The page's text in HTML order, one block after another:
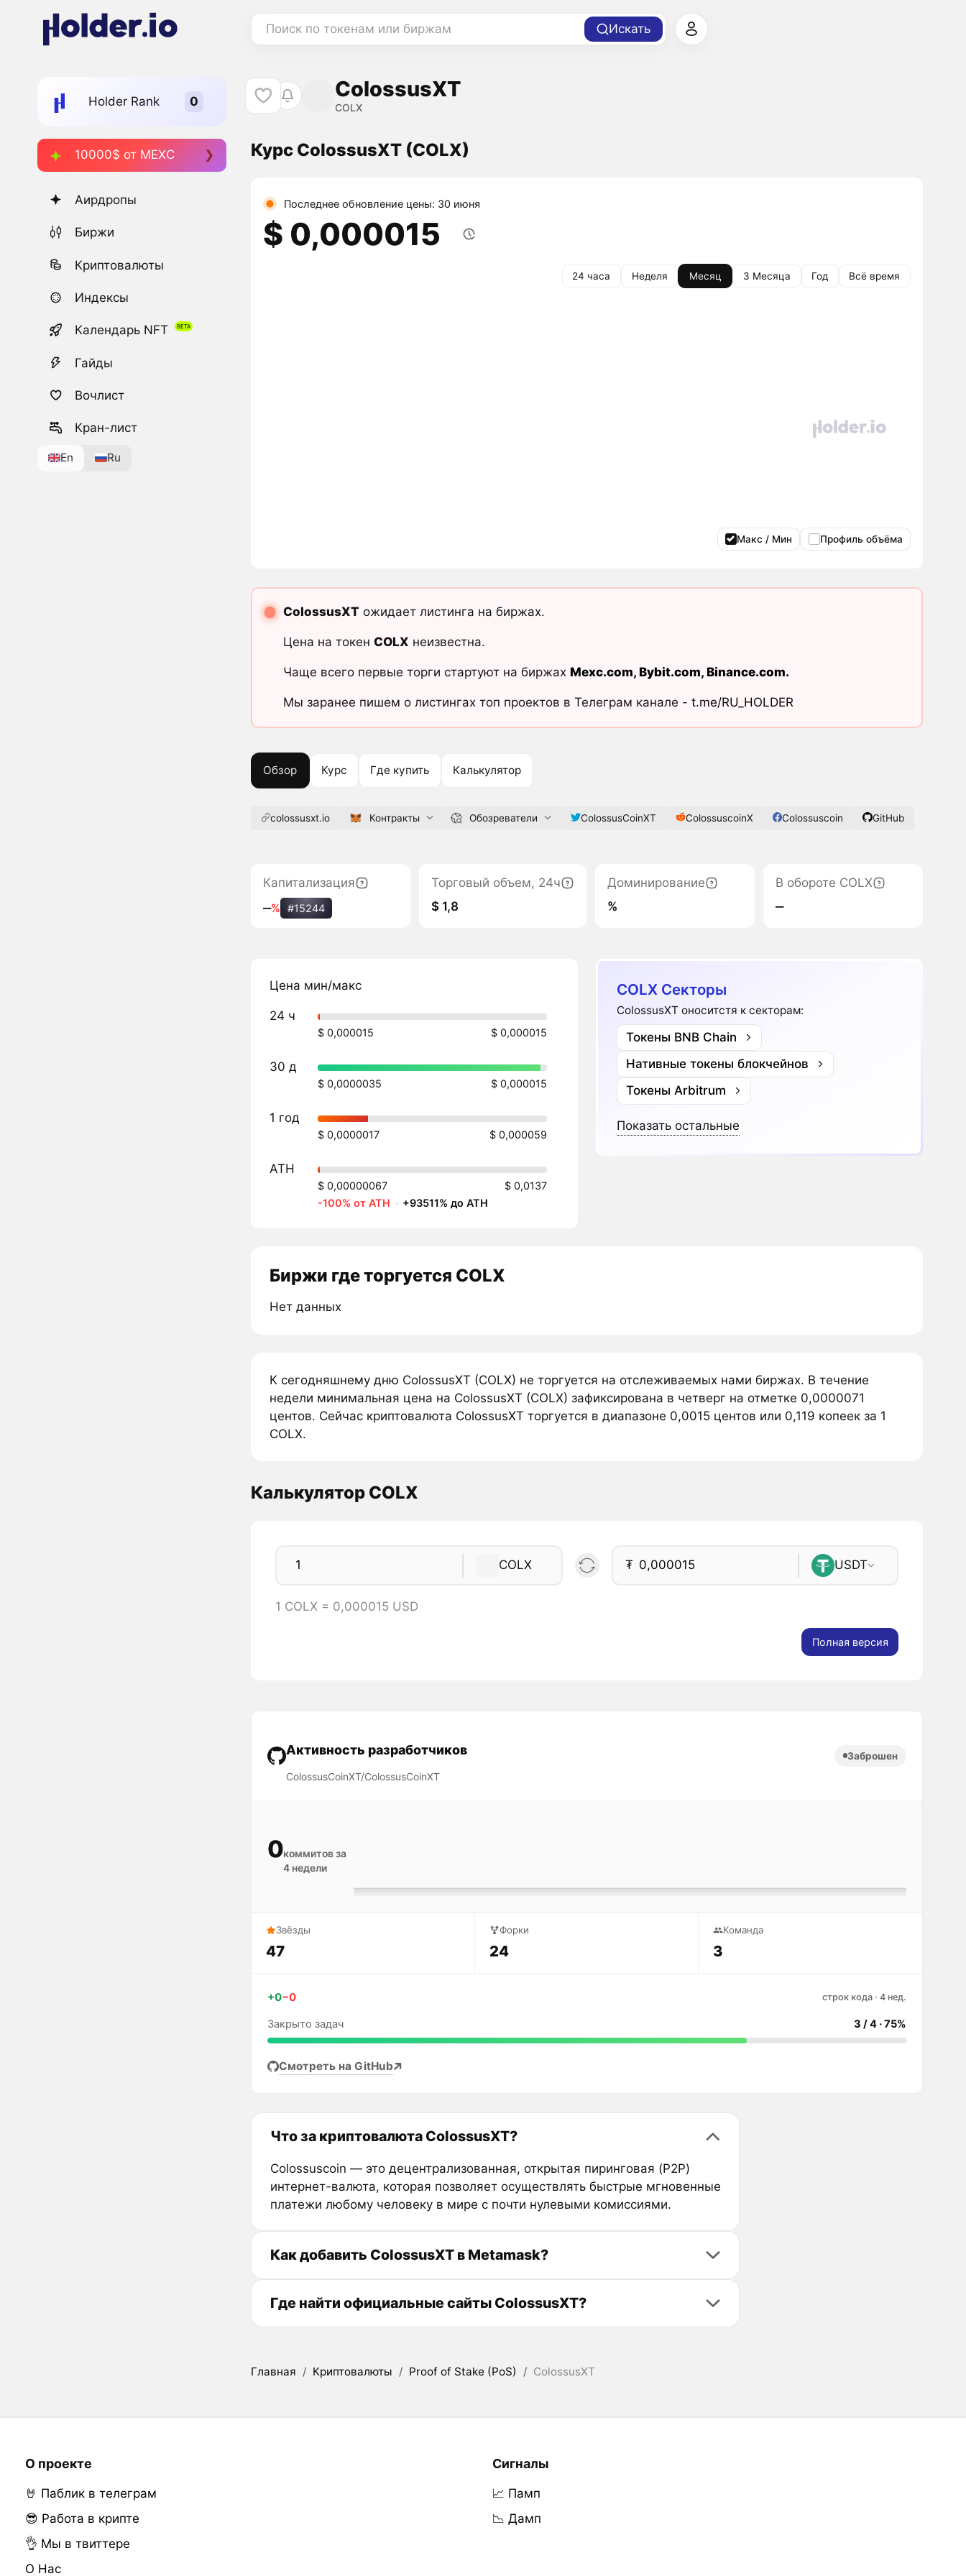
Поиск по токенам или биржам Искать
Holder Rank
10000$ от MEXC
Аирдропы
Биржи
Криптовалюты
Индексы
Календарь NFT
Гайды
Вочлист
Кран-лист
En Ru
ColossusXT
COLX
Курс ColossusXT (COLX)
Последнее обновление цены: 30 июня
$ 0,000015
24 часа Неделя Месяц 3 Месяца Год Всё время
Макс / Мин Профиль объёма
ColossusXT ожидает листинга на биржах.
Цена на токен COLX неизвестна.
Чаще всего первые торги стартуют на биржах Mexc.com, Bybit.com, Binance.com.
Мы заранее пишем о листингах топ проектов в Телеграм канале - t.me/RU_HOLDER
Обзор Курс Где купить Калькулятор
colossusxt.io Контракты Обозреватели ColossusCoinXT ColossuscoinX Colossuscoin GitHub
Капитализация
‒% #15244
Торговый объем, 24ч
$ 1,8
Доминирование
%
В обороте COLX
‒
Цена мин/макс
24 ч
$ 0,000015 $ 0,000015
30 д
$ 0,0000035 $ 0,000015
1 год
$ 0,0000017 $ 0,000059
ATH
$ 0,00000067
$ 0,0137
-100% от ATH · +93511% до ATH
COLX Секторы
ColossusXT оноситстя к секторам:
Токены BNB Chain
Нативные токены блокчейнов
Токены Arbitrum
Показать остальные
Биржи где торгуется COLX
Нет данных
К сегодняшнему дню ColossusXT (COLX) не торгуется на отслеживаемых нами биржах. В течение
недели минимальная цена на ColossusXT (COLX) зафиксирована в четверг на отметке 0,0000071
центов. Сейчас криптовалюта ColossusXT торгуется в диапазоне 0,0015 центов или 0,119 копеек за 1
COLX.
Калькулятор COLX
COLX ₮ USDT
1 COLX = 0,000015 USD
Полная версия
Активность разработчиков
ColossusCoinXT/ColossusCoinXT
Заброшен
0коммитов за
4 недели
Звёзды
47
Форки
24
Команда
3
+0−0 строк кода · 4 нед.
Закрыто задач 3 / 4 · 75%
Смотреть на GitHub
Что за криптовалюта ColossusXT?
Colossuscoin — это децентрализованная, открытая пиринговая (P2P)
интернет-валюта, которая позволяет осуществлять быстрые мгновенные
платежи любому человеку в мире с почти нулевыми комиссиями.
Как добавить ColossusXT в Metamask?
Где найти официальные сайты ColossusXT?
Главная / Криптовалюты / Proof of Stake (PoS) / ColossusXT
О проекте
🤘 Паблик в телеграм
😎 Работа в крипте
👌 Мы в твиттере
О Нас
Сигналы
📈 Памп
📉 Дамп